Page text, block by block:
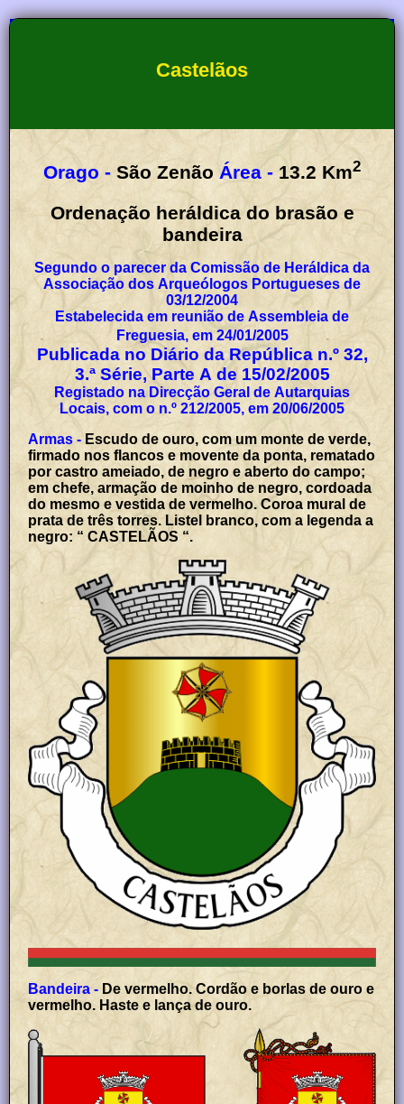
Castelãos
Orago - São Zenão Área - 13.2 Km2
Ordenação heráldica do brasão e
bandeira
Segundo o parecer da Comissão de Heráldica da
Associação dos Arqueólogos Portugueses de
03/12/2004
Estabelecida em reunião de Assembleia de
Freguesia, em 24/01/2005
Publicada no Diário da República n.º 32,
3.ª Série, Parte A de 15/02/2005
Registado na Direcção Geral de Autarquias
Locais, com o n.º 212/2005, em 20/06/2005
Armas - Escudo de ouro, com um monte de verde,
firmado nos flancos e movente da ponta, rematado
por castro ameiado, de negro e aberto do campo;
em chefe, armação de moinho de negro, cordoada
do mesmo e vestida de vermelho. Coroa mural de
prata de três torres. Listel branco, com a legenda a
negro: “ CASTELÃOS “.
Bandeira - De vermelho. Cordão e borlas de ouro e
vermelho. Haste e lança de ouro.